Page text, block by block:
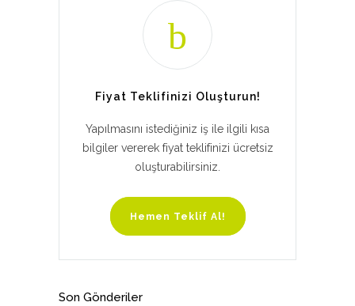
Fiyat Teklifinizi Oluşturun!
Yapılmasını istediğiniz iş ile ilgili kısa
bilgiler vererek fiyat teklifinizi ücretsiz
oluşturabilirsiniz.
Hemen Teklif Al!
Son Gönderiler